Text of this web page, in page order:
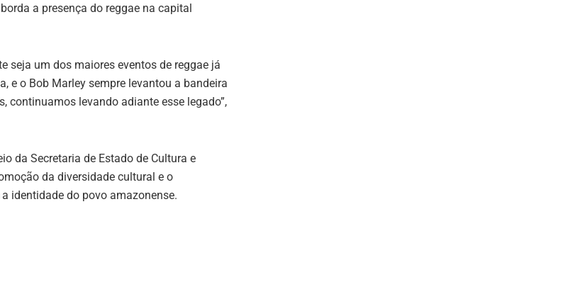
a presença do reggae na capital
seja um dos maiores eventos de reggae já
e o Bob Marley sempre levantou a bandeira
continuamos levando adiante esse legado”,
da Secretaria de Estado de Cultura e
da diversidade cultural e o
identidade do povo amazonense.